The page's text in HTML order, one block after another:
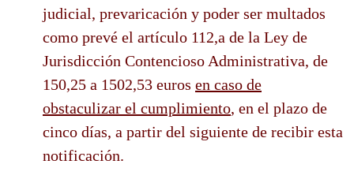
judicial, prevaricación y poder ser multados
como prevé el artículo 112,a de la Ley de
Jurisdicción Contencioso Administrativa, de
150,25 a 1502,53 euros en caso de
obstaculizar el cumplimiento, en el plazo de
cinco días, a partir del siguiente de recibir esta
notificación.